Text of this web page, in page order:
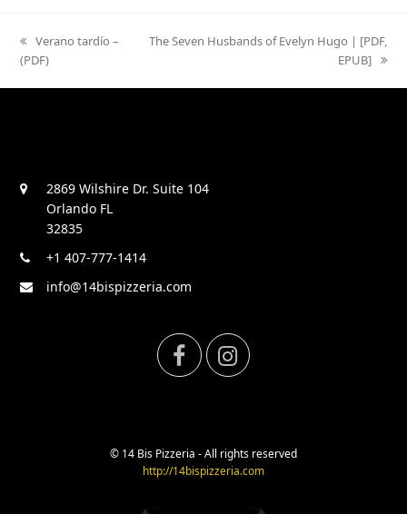
previous
post:
Verano tardío –
(PDF)
next
The Seven Husbands of Evelyn Hugo | [PDF,
EPUB]
2869 Wilshire Dr. Suite 104
Orlando FL
32835
+1 407-777-1414
info@14bispizzeria.com
F
e
t
© 14 Bis Pizzeria - All rights reserved
http://14bispizzeria.com